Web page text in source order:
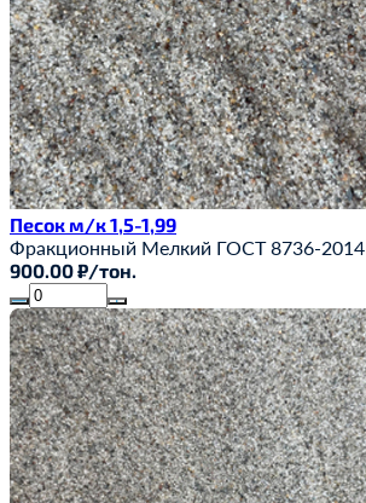
Песок м/к 1,5-1,99
Фракционный Мелкий ГОСТ 8736-2014
900.00 ₽/тон.